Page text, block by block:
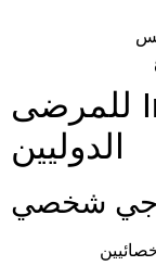
مزايا IranMedBank للمرضى
الدوليين
شخصي